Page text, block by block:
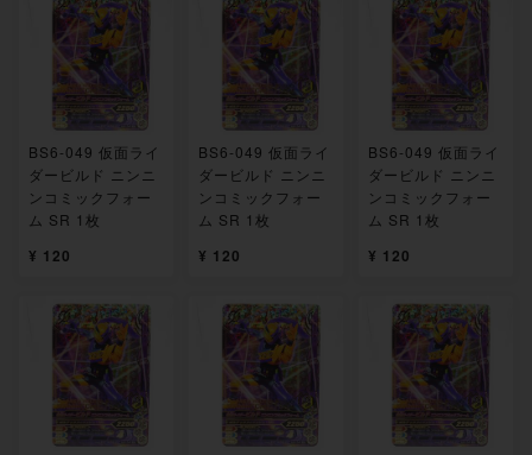
BS6-049 仮面ライ
ダービルド ニンニ
ンコミックフォー
ム SR 1枚
¥ 120
BS6-049 仮面ライ
ダービルド ニンニ
ンコミックフォー
ム SR 1枚
¥ 120
BS6-049 仮面ライ
ダービルド ニンニ
ンコミックフォー
ム SR 1枚
¥ 120